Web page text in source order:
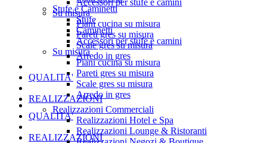
Stufe e Caminetti
Stufe
Caminetti
Accessori per stufe e camini
Su misura
Piani cucina su misura
Pareti gres su misura
Scale gres su misura
Arredo in gres
QUALITA'
REALIZZAZIONI
Accessori per stufe e camini
Su misura
Piani cucina su misura
Pareti gres su misura
Scale gres su misura
Arredo in gres
QUALITA'
REALIZZAZIONI
Realizzazioni Commerciali
Realizzazioni Hotel e Spa
Realizzazioni Lounge & Ristoranti